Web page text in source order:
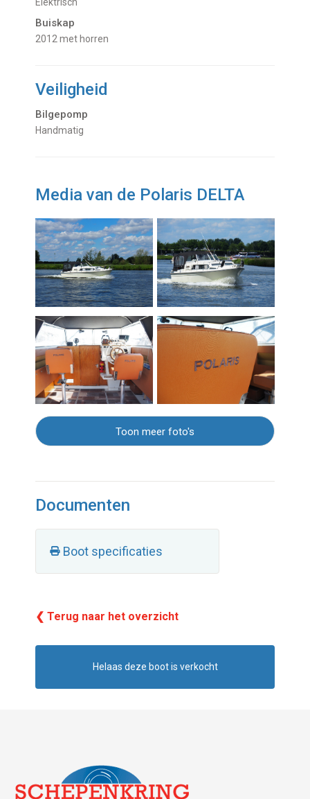
Buiskap
2012 met horren
Veiligheid
Bilgepomp
Handmatig
Media van de Polaris DELTA
Toon meer foto's
Documenten
Boot specificaties
❮ Terug naar het overzicht
Helaas deze boot is verkocht